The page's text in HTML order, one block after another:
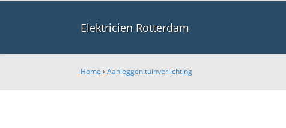
Elektricien Rotterdam
Home ›Aanleggen tuinverlichting